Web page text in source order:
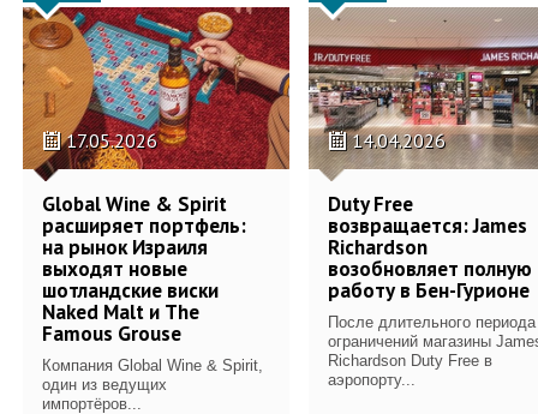
17.05.2026
Global Wine & Spirit
расширяет портфель:
на рынок Израиля
выходят новые
шотландские виски
Naked Malt и The
Famous Grouse
Компания Global Wine & Spirit,
один из ведущих
импортёров...
14.04.2026
Duty Free
возвращается: James
Richardson
возобновляет полную
работу в Бен-Гурионе
После длительного периода
ограничений магазины
Richardson Duty Free в
аэропорту...